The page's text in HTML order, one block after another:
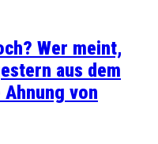
Wer meint,
aus dem
von